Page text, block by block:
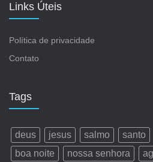
Links Úteis
Política de privacidade
Contato
Tags
deus jesus salmo santo
boa noite
nossa senhora